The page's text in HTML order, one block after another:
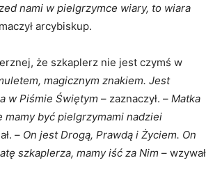
nami w pielgrzymce wiary, to wiara
arcybiskup.
że szkaplerz nie jest czymś w
magicznym znakiem. Jest
w Piśmie Świętym – zaznaczył. – Matka
być pielgrzymami nadziei
– On jest Drogą, Prawdą i Życiem. On
szkaplerza, mamy iść za Nim – wzywał